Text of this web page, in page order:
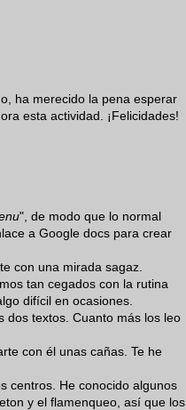
ha merecido la pena esperar
esta actividad. ¡Felicidades!
", de modo que lo normal
a Google docs para crear
con una mirada sagaz.
tan cegados con la rutina
difícil en ocasiones.
dos textos. Cuanto más los leo
con él unas cañas. Te he
centros. He conocido algunos
y el flamenqueo, así que los